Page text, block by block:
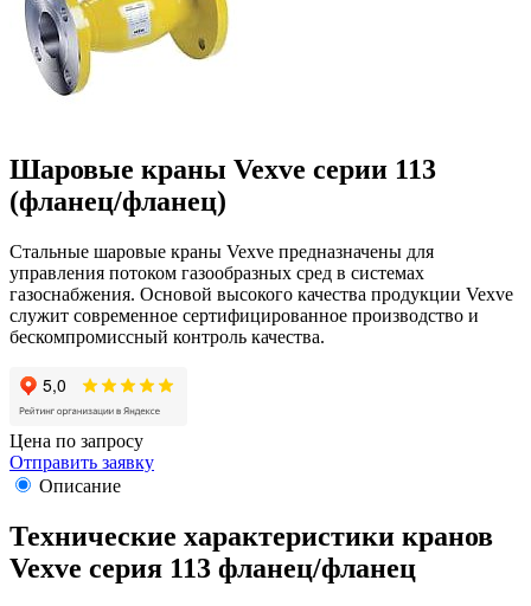
Шаровые краны Vexve серии 113
(фланец/фланец)
Стальные шаровые краны Vexve предназначены для
управления потоком газообразных сред в системах
газоснабжения. Основой высокого качества продукции Vexve
служит современное сертифицированное производство и
бескомпромиссный контроль качества.
Цена по запросу
Отправить заявку
Описание
Технические характеристики кранов
Vexve серия 113 фланец/фланец